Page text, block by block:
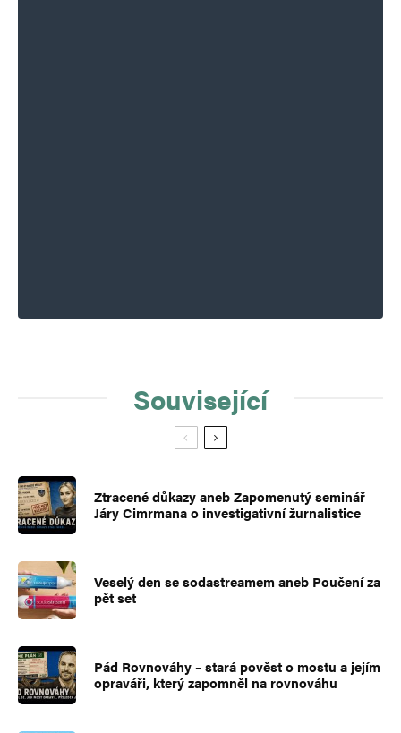
Související
Ztracené důkazy aneb Zapomenutý seminář
Járy Cimrmana o investigativní žurnalistice
Veselý den se sodastreamem aneb Poučení za
pět set
Pád Rovnováhy – stará pověst o mostu a jejím
opraváři, který zapomněl na rovnováhu